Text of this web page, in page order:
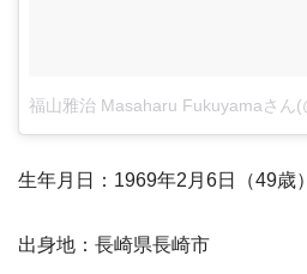
生年月日：1969年2月6日（49歳）
出身地：長崎県長崎市